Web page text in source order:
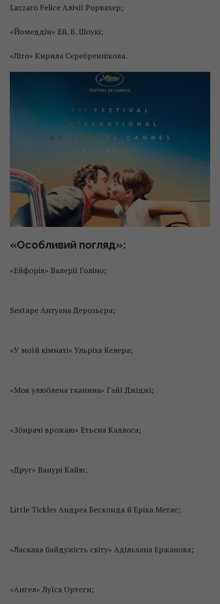
Lazzaro Felice Алічії Рорвахер;
«Йомеддін» Ей. Б. Шоукі;
«Літо» Кирила Серебреннікова.
«Особливий погляд»:
«Ейфорія» Валерії Голіно;
Sextape Антуана Дерозьєра;
«У моїй кімнаті» Ульріха Келера;
«Моя улюблена тканина» Гайї Джіджі;
«Збирачі врожаю» Етьєна Каллоса;
«Друг» Ванурі Кайю;
Little Tickles Андреа Бесконда й Еріка Метає;
«Ласкава байдужість світу» Адільхана Ержанова;
«Ангел» Луїса Ортеги;